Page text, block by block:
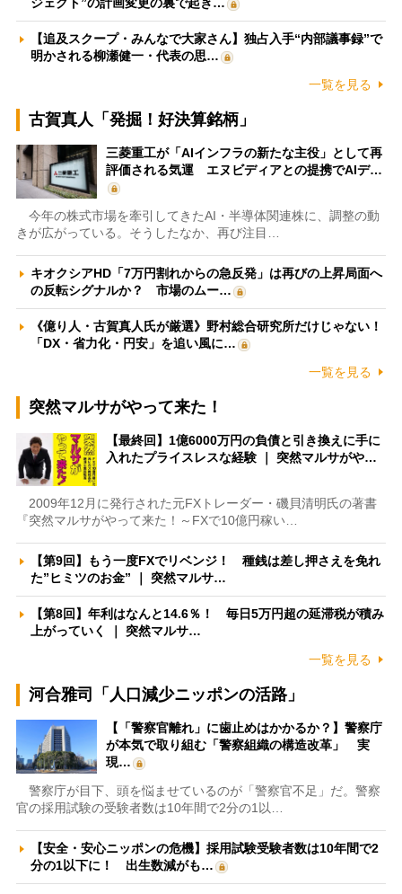
ジェクト”の計画変更の裏で起き…
【追及スクープ・みんなで大家さん】独占入手“内部議事録”で
明かされる柳瀬健一・代表の思…
一覧を見る
古賀真人「発掘！好決算銘柄」
三菱重工が「AIインフラの新たな主役」として再
評価される気運 エヌビディアとの提携でAIデ…
今年の株式市場を牽引してきたAI・半導体関連株に、調整の動
きが広がっている。そうしたなか、再び注目…
キオクシアHD「7万円割れからの急反発」は再びの上昇局面へ
の反転シグナルか？ 市場のムー…
《億り人・古賀真人氏が厳選》野村総合研究所だけじゃない！
「DX・省力化・円安」を追い風に…
一覧を見る
突然マルサがやって来た！
【最終回】1億6000万円の負債と引き換えに手に
入れたプライスレスな経験 ｜ 突然マルサがや…
2009年12月に発行された元FXトレーダー・磯貝清明氏の著書
『突然マルサがやって来た！～FXで10億円稼い…
【第9回】もう一度FXでリベンジ！ 種銭は差し押さえを免れ
た”ヒミツのお金” ｜ 突然マルサ…
【第8回】年利はなんと14.6％！ 毎日5万円超の延滞税が積み
上がっていく ｜ 突然マルサ…
一覧を見る
河合雅司「人口減少ニッポンの活路」
【「警察官離れ」に歯止めはかかるか？】警察庁
が本気で取り組む「警察組織の構造改革」 実
現…
警察庁が目下、頭を悩ませているのが「警察官不足」だ。警察
官の採用試験の受験者数は10年間で2分の1以…
【安全・安心ニッポンの危機】採用試験受験者数は10年間で2
分の1以下に！ 出生数減がも…